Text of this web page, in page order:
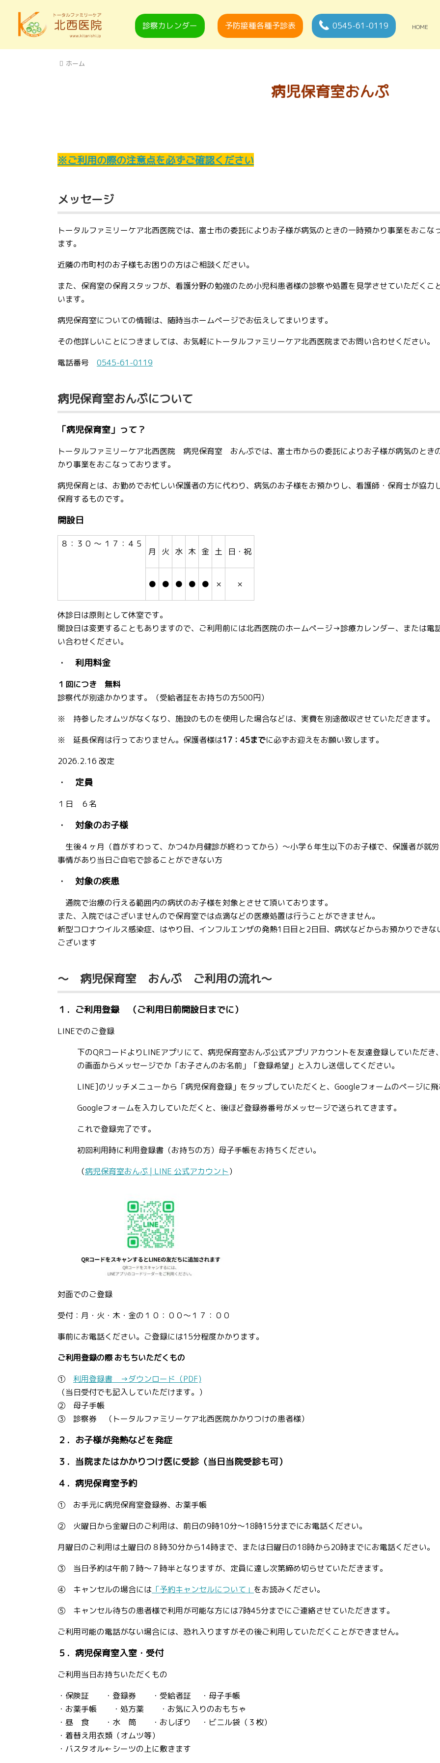
診察カレンダー 予防接種各種予診表 0545-61-0119 HOME
ホーム
病児保育室おんぷ
※ご利用の際の注意点を必ずご確認ください
メッセージ
トータルファミリーケア北西医院では、 富士市の委託によりお子様が病気のときの一時預かり事業をおこな
ます。
近隣の市町村のお子様もお困りの方はご相談ください。
また、保育室の保育スタッフが、看護分野の勉強のため小児科患者様の診察や処置を見学させていただくこ
います。
病児保育室についての情報は、随時当ホームページでお伝えしてまいります。
その他詳しいことにつきましては、お気軽にトータルファミリーケア北西医院までお問い合わせください。
電話番号 0545-61-0119
病児保育室おんぷについて
「病児保育室」って？
トータルファミリーケア北西医院 病児保育室 おんぷでは、富士市からの委託によりお子様が病気のとき
かり事業をおこなっております。
病児保育とは、お勤めでお忙しい保護者の方に代わり、病気のお子様をお預かりし、看護師・保育士が協力
保育するものです。
開設日
８：３０ ～ １７：４５
月 火 水 木 金 土 日・祝
● ● ● ● ● × ×
休診日は原則として休室です。
開設日は変更することもありますので、ご利用前には北西医院のホームページ→診療カレンダー、または電
い合わせください。
・ 利用料金
１回につき 無料
診察代が別途かかります。（受給者証をお持ちの方500円）
※ 持参したオムツがなくなり、施設のものを使用した場合などは、実費を別途徴収させていただきます。
※ 延長保育は行っておりません。保護者様は17：45までに必ずお迎えをお願い致します。
2026.2.16 改定
・ 定員
１日 ６名
・ 対象のお子様
生後４ヶ月（首がすわって、かつ4か月健診が終わってから）～小学６年生以下のお子様で、保護者が就
事情があり当日ご自宅で診ることができない方
・ 対象の疾患
通院で治療の行える範囲内の病状のお子様を対象とさせて頂いております。
また、入院ではございませんので保育室では点滴などの医療処置は行うことができません。
新型コロナウイルス感染症、はやり目、インフルエンザの発熱1日目と2日目、病状などからお預かりできな
ございます
～ 病児保育室 おんぷ ご利用の流れ～
１．ご利用登録 （ご利用日前開設日までに）
LINEでのご登録
下のQRコードよりLINEアプリにて、病児保育室おんぷ公式アプリアカウントを友達登録していただき
の画面からメッセージでか「お子さんのお名前」「登録希望」と入力し送信してください。
LINE]のリッチメニューから「病児保育登録」をタップしていただくと、Googleフォームのページに
Googleフォームを入力していただくと、後ほど登録券番号がメッセージで送られてきます。
これで登録完了です。
初回利用時に利用登録書（お持ちの方）母子手帳をお持ちください。
（病児保育室おんぷ | LINE 公式アカウント）
対面でのご登録
受付：月・火・木・金の１０：００～１７：００
事前にお電話ください。ご登録には15分程度かかります。
ご利用登録の際 おもちいただくもの
① 利用登録書 →ダウンロード（PDF)
（当日受付でも記入していただけます。）
② 母子手帳
③ 診察券 （トータルファミリーケア北西医院かかりつけの患者様）
２．お子様が発熱などを発症
３．当院またはかかりつけ医に受診（当日当院受診も可）
４．病児保育室予約
① お手元に病児保育室登録券、お薬手帳
② 火曜日から金曜日のご利用は、前日の9時10分～18時15分までにお電話ください。
月曜日のご利用は土曜日の８時30分から14時まで、または日曜日の18時から20時までにお電話ください。
③ 当日予約は午前７時～７時半となりますが、定員に達し次第締め切らせていただきます。
④ キャンセルの場合には 「予約キャンセルについて」 をお読みください。
⑤ キャンセル待ちの患者様で利用が可能な方には7時45分までにご連絡させていただきます。
ご利用可能の電話がない場合には、恐れ入りますがその後ご利用していただくことができません。
５．病児保育室入室・受付
ご利用当日お持ちいただくもの
・保険証 ・登録券 ・受給者証 ・母子手帳
・お薬手帳 ・処方薬 ・お気に入りのおもちゃ
・昼 食 ・水 筒 ・おしぼり ・ビニル袋（３枚）
・着替え用衣類（オムツ等）
・バスタオル←シーツの上に敷きます